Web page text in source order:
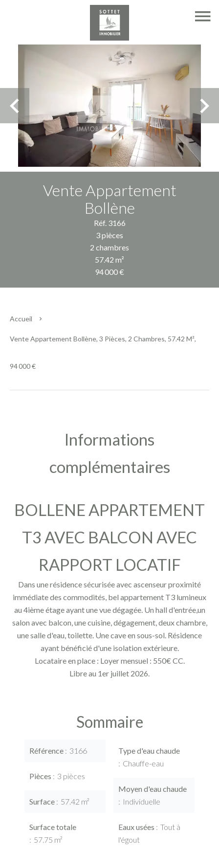
Vente Appartement
Bollène
Réf. 3166
3 pièces
2 chambres
57.42 m²
94 000 €
Accueil
Vente Appartement Bollène, 3 Pièces, 2 Chambres, 57.42 M²,
94 000 €
Informations
complémentaires
BOLLENE APPARTEMENT
T3 AVEC BALCON AVEC
RAPPORT LOCATIF
Dans une résidence sécurisée avec ascenseur proximité
immédiate des commodités, bel appartement T3 lumineux
au 4ième étage ayant une vue dégagée. Un hall d'entrée,un
salon avec balcon, une cuisine, dégagement, deux chambre,
une salle d'eau, toilette. Une cave en sous-sol. Résidence
ayant bénéficié d'une isolation extérieure.
Locataire en place : Loyer mensuel : 550€ CC.
Libre au 1er juillet 2026.
Sommaire
Référence 3166
Pièces 3 pièces
Surface 57.42 m²
Surface totale
57.75 m²
Type d'eau chaude
Chauffe-eau
Moyen d'eau chaude
Individuelle
Eaux usées
Tout à
l'égout